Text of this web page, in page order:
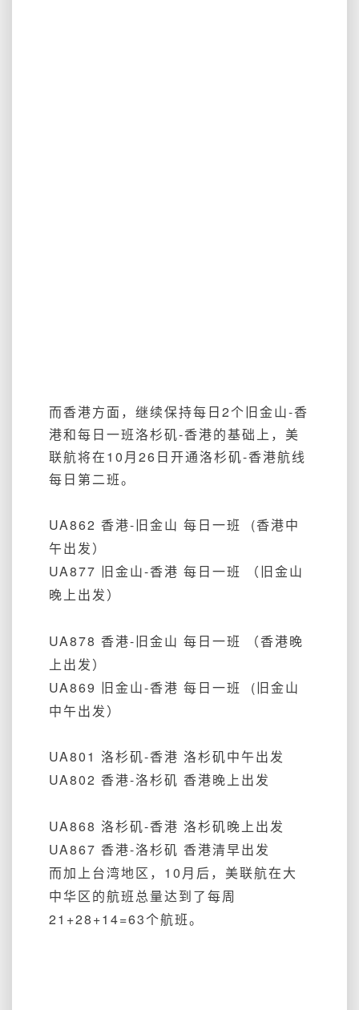
而香港方面，继续保持每日2个旧金山-香
港和每日一班洛杉矶-香港的基础上，美
联航将在10月26日开通洛杉矶-香港航线
每日第二班。
UA862 香港-旧金山 每日一班 (香港中
午出发）
UA877 旧金山-香港 每日一班 （旧金山
晚上出发）
UA878 香港-旧金山 每日一班 （香港晚
上出发）
UA869 旧金山-香港 每日一班 (旧金山
中午出发）
UA801 洛杉矶-香港 洛杉矶中午出发
UA802 香港-洛杉矶 香港晚上出发
UA868 洛杉矶-香港 洛杉矶晚上出发
UA867 香港-洛杉矶 香港清早出发
而加上台湾地区，10月后，美联航在大
中华区的航班总量达到了每周
21+28+14=63个航班。